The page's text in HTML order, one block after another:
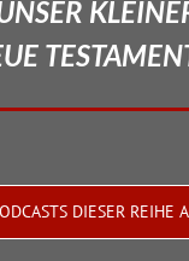
DIESER REIHE